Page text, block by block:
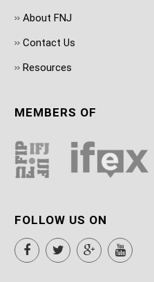
About FNJ
Contact Us
Resources
MEMBERS OF
FOLLOW US ON